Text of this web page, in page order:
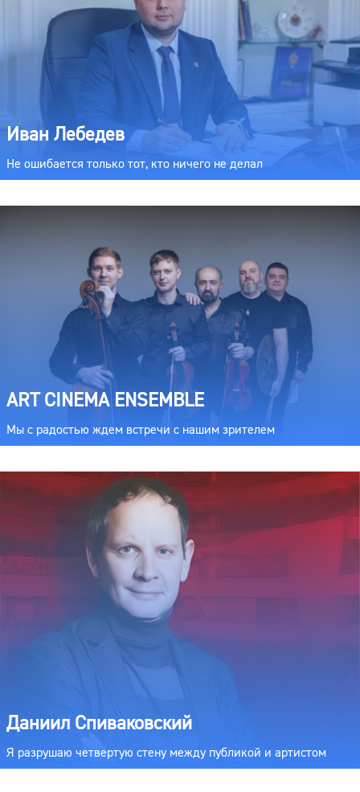
Иван Лебедев
Не ошибается только тот, кто ничего не делал
ART CINEMA ENSEMBLE
Мы с радостью ждем встречи с нашим зрителем
Даниил Спиваковский
Я разрушаю четвертую стену между публикой и артистом